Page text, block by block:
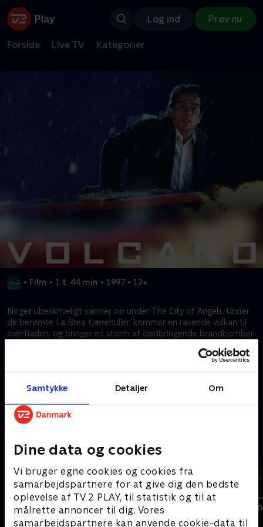
Samtykke Detaljer Om
Dine data og cookies
Vi bruger egne cookies og cookies fra
samarbejdspartnere for at give dig den bedste
oplevelse af TV 2 PLAY, til statistik og til at
målrette annoncer til dig. Vores
samarbejdspartnere kan anvende cookie-data til
Log ind Prøv nu
Forside Live TV Kategorier
• Film • 1 t. 44 min • 1997 • 12+
Noget ubeskriveligt varmer op under The City of Angels. Under
de berømte La Brea tjærehuller, kommer en rasende vulkan til
overfladen, og bringer en storm af dødbringende brandbomber
hæsblæsende spænding, når drømmenes hovedstad finder ud
Kræver tilkøb
Mere indhold fra Disney+